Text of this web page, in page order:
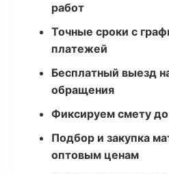
работ
Точные сроки с
платежей
Бесплатный выезд
обращения
Фиксируем смету до
Подбор и закупка
оптовым ценам